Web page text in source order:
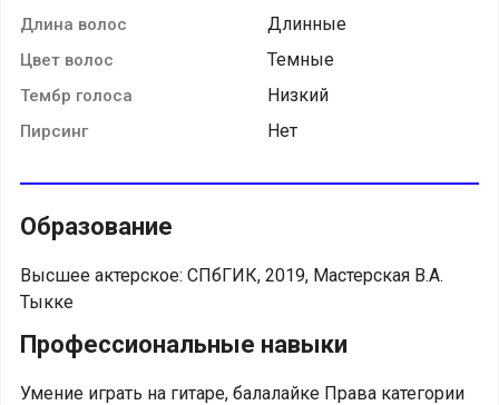
Длина волос Длинные
Цвет волос Темные
Тембр голоса Низкий
Пирсинг Нет
Образование
Высшее актерское: СПбГИК, 2019, Мастерская В.А.
Тыкке
Профессиональные навыки
Умение играть на гитаре, балалайке Права категории